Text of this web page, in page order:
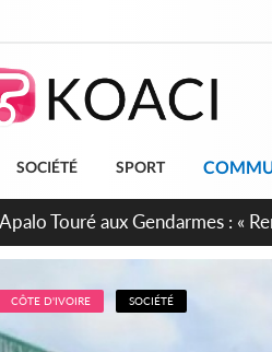
SOCIÉTÉ SPORT
en gestation,
CÔTE D'IVOIRE SOCIÉTÉ